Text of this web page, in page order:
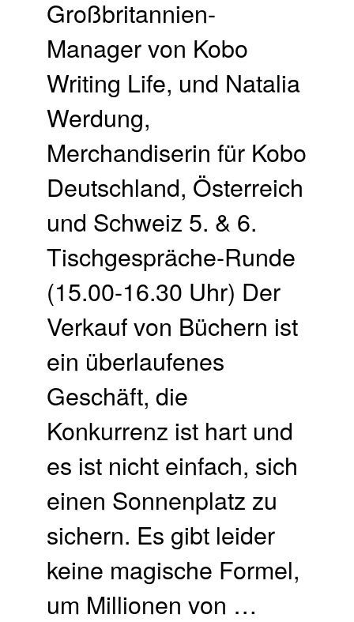
Großbritannien-
Manager von Kobo
Writing Life, und Natalia
Werdung,
Merchandiserin für Kobo
Deutschland, Österreich
und Schweiz 5. & 6.
Tischgespräche-Runde
(15.00-16.30 Uhr) Der
Verkauf von Büchern ist
ein überlaufenes
Geschäft, die
Konkurrenz ist hart und
es ist nicht einfach, sich
einen Sonnenplatz zu
sichern. Es gibt leider
keine magische Formel,
um Millionen von …